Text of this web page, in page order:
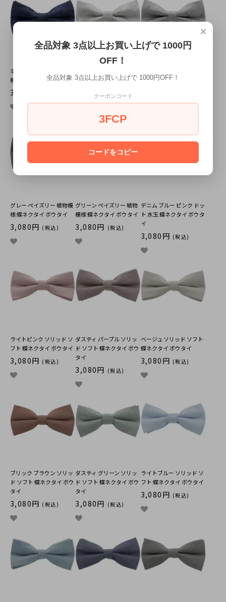
ネイビー ペイズリー 植物
模様 蝶ネクタイ ボウタイ
3,080円
模様 蝶ネクタイ ボウタイ
3,080円 (税込)
植物模様 蝶ネクタイ ボウ
3,080円 (税込)
グレー ペイズリー 植物模
様 蝶ネクタイ ボウタイ
3,080円 (税込)
グリーン ペイズリー 植物
模様 蝶ネクタイ ボウタイ
3,080円 (税込)
デニム ブルー ピンク ドッ
ト 水玉 蝶ネクタイ ボウタ
イ
3,080円 (税込)
ライトピンク ソリッド ソ
フト 蝶ネクタイ ボウタイ
3,080円 (税込)
ダスティ パープル ソリッ
ド ソフト 蝶ネクタイ ボウ
タイ
3,080円 (税込)
ベージュ ソリッド ソフト
蝶ネクタイ ボウタイ
3,080円 (税込)
ブリック ブラウン ソリッ
ド ソフト 蝶ネクタイ ボウ
タイ
3,080円 (税込)
ダスティ グリーン ソリッ
ド ソフト 蝶ネクタイ ボウ
タイ
3,080円 (税込)
ライトブルー ソリッド ソ
フト 蝶ネクタイ ボウタイ
3,080円 (税込)
×
全品対象 3点以上お買い上げで 1000円
OFF！
全品対象 3点以上お買い上げで 1000円OFF！
クーポンコード
3FCP
コードをコピー